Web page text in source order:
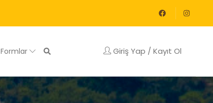
Formlar Giriş Yap / Kayıt Ol